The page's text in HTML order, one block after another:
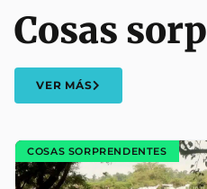
Cosas
VER MÁS
COSAS SORPRENDENTES